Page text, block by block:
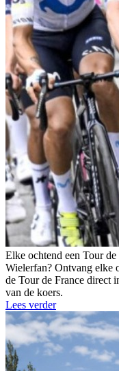
Elke ochtend een Tour
Wielerfan? Ontvang elke
de Tour de France direct
van de koers.
Lees verder